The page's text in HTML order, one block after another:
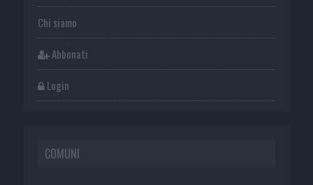
Chi siamo
Abbonati
Login
COMUNI